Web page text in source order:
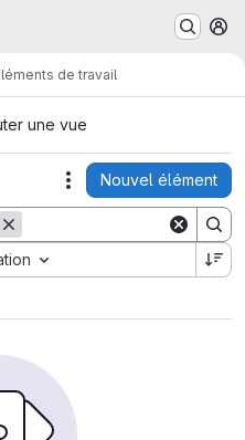
de travail
une vue
Actions
Nouvel élément